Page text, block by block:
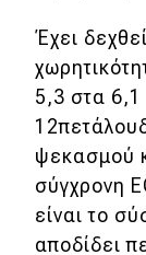
Test
Δοκιμή
Αποστολή
Έχει
5,3 στα 6,1
ψεκασμού
σύγχρονη
είναι το
αποδίδει